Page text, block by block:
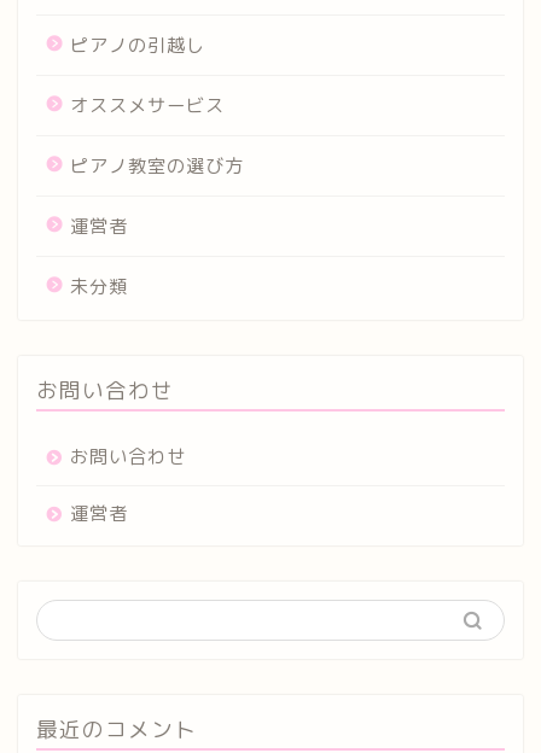
ピアノの引越し
オススメサービス
ピアノ教室の選び方
運営者
未分類
お問い合わせ
お問い合わせ
運営者
最近のコメント